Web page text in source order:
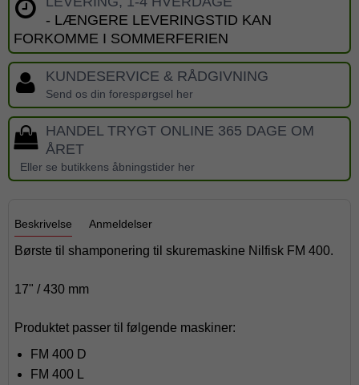
- LÆNGERE LEVERINGSTID KAN
FORKOMME I SOMMERFERIEN
KUNDESERVICE & RÅDGIVNING
Send os din forespørgsel her
HANDEL TRYGT ONLINE 365 DAGE OM
ÅRET
Eller se butikkens åbningstider her
Beskrivelse Anmeldelser
Børste til shamponering til skuremaskine Nilfisk FM 400.
17" / 430 mm
Produktet passer til følgende maskiner:
FM 400 D
FM 400 L